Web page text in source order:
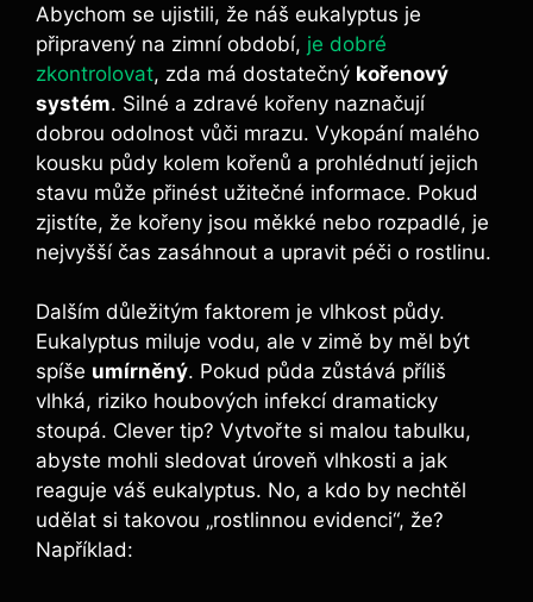
Abychom se ujistili, že náš eukalyptus je
připravený na zimní období, je dobré
zkontrolovat, zda má dostatečný kořenový
systém. Silné a zdravé kořeny naznačují
dobrou odolnost vůči mrazu. Vykopání malého
kousku půdy kolem kořenů a prohlédnutí jejich
stavu může přinést užitečné informace. Pokud
zjistíte, že kořeny jsou měkké nebo rozpadlé, je
nejvyšší čas zasáhnout a upravit péči o rostlinu.
Dalším důležitým faktorem je vlhkost půdy.
Eukalyptus miluje vodu, ale v zimě by měl být
spíše umírněný. Pokud půda zůstává příliš
vlhká, riziko houbových infekcí dramaticky
stoupá. Clever tip? Vytvořte si malou tabulku,
abyste mohli sledovat úroveň vlhkosti a jak
reaguje váš eukalyptus. No, a kdo by nechtěl
udělat si takovou „rostlinnou evidenci“, že?
Například: